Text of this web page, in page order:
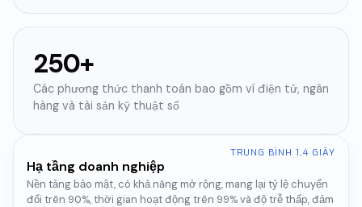
250+
Các phương thức thanh toán bao gồm ví điện tử, ngân
hàng và tài sản kỹ thuật số
TRUNG BÌNH 1,4 GIÂY
Hạ tầng doanh nghiệp
Nền tảng bảo mật, có khả năng mở rộng, mang lại tỷ lệ chuyển
đổi trên 90%, thời gian hoạt động trên 99% và độ trễ thấp, đảm